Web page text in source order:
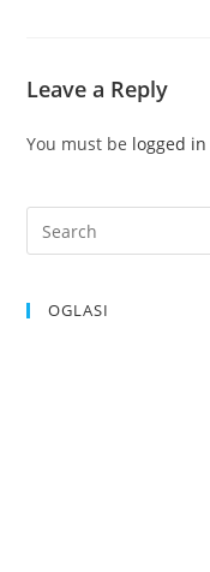
Leave a Reply
You must be logged in
OGLASI